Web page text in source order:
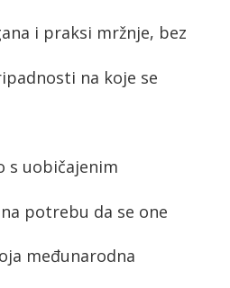
i praksi mržnje, bez
na koje se
s uobičajenim
potrebu da se one
međunarodna